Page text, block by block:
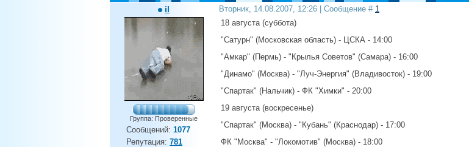
il
Группа: Проверенные
Сообщений: 1077
Репутация: 781
Вторник, 14.08.2007, 12:26 | Сообщение # 1
18 августа (суббота)
"Сатурн" (Московская область) - ЦСКА - 14:00
"Амкар" (Пермь) - "Крылья Советов" (Самара) - 16:00
"Динамо" (Москва) - "Луч-Энергия" (Владивосток) - 19:00
"Спартак" (Нальчик) - ФК "Химки" - 20:00
19 августа (воскресенье)
"Спартак" (Москва) - "Кубань" (Краснодар) - 17:00
ФК "Москва" - "Локомотив" (Москва) - 18:00